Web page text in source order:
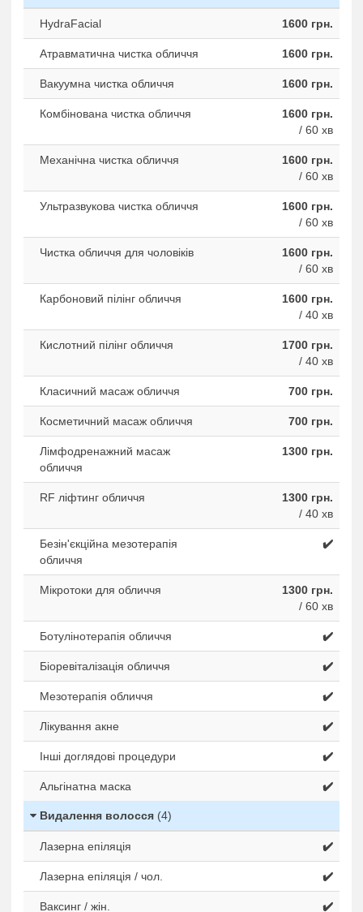
HydraFacial 1600 грн.
Атравматична чистка обличчя 1600 грн.
Вакуумна чистка обличчя 1600 грн.
Комбінована чистка обличчя
1600 грн.
/ 60 хв
Механічна чистка обличчя
1600 грн.
/ 60 хв
Ультразвукова чистка обличчя
1600 грн.
/ 60 хв
Чистка обличчя для чоловіків
1600 грн.
/ 60 хв
Карбоновий пілінг обличчя
1600 грн.
/ 40 хв
Кислотний пілінг обличчя
1700 грн.
/ 40 хв
Класичний масаж обличчя 700 грн.
Косметичний масаж обличчя 700 грн.
Лімфодренажний масаж
обличчя
1300 грн.
RF ліфтинг обличчя
1300 грн.
/ 40 хв
Безін'єкційна мезотерапія
обличчя
✔️
Мікротоки для обличчя
1300 грн.
/ 60 хв
Ботулінотерапія обличчя ✔️
Біоревіталізація обличчя ✔️
Мезотерапія обличчя ✔️
Лікування акне ✔️
Інші доглядові процедури ✔️
Альгінатна маска ✔️
Видалення волосся (4)
Лазерна епіляція ✔️
Лазерна епіляція / чол. ✔️
Ваксинг / жін. ✔️